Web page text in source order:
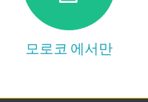
모로코 에서만